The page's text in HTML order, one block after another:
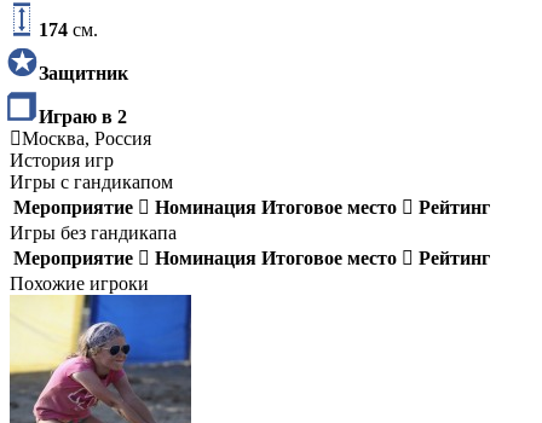
174 см.
Защитник
Играю в 2
Москва, Россия
История игр
Игры с гандикапом
Мероприятие
Номинация Итоговое место
Рейтинг
Игры без гандикапа
Мероприятие
Номинация Итоговое место
Рейтинг
Похожие игроки